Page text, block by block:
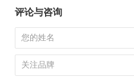
评论与咨询